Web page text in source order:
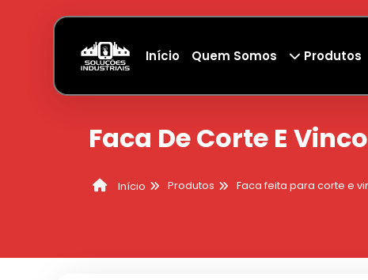
Início Quem Somos Produtos
Faca De Corte E
Início Produtos Faca feita para corte e